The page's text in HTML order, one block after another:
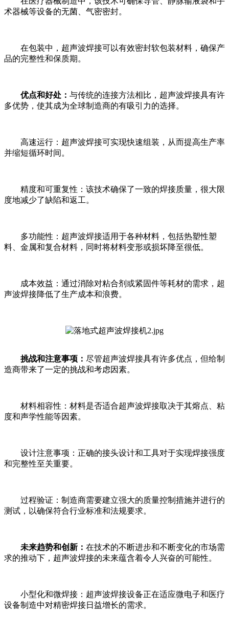
术器械等设备的无菌、气密密封。
在包装中，超声波焊接可以有效密封软包装材料，确保产
品的完整性和保质期。
优点和好处： 与传统的连接方法相比，超声波焊接具有许
多优势，使其成为全球制造商的有吸引力的选择。
高速运行：超声波焊接可实现快速组装，从而提高生产率
并缩短循环时间。
精度和可重复性：该技术确保了一致的焊接质量，很大限
度地减少了缺陷和返工。
多功能性：超声波焊接适用于各种材料，包括热塑性塑
料、金属和复合材料，同时将材料变形或损坏降至很低。
成本效益：通过消除对粘合剂或紧固件等耗材的需求，超
声波焊接降低了生产成本和浪费。
挑战和注意事项： 尽管超声波焊接具有许多优点，但给制
造商带来了一定的挑战和考虑因素。
材料相容性：材料是否适合超声波焊接取决于其熔点、粘
度和声学性能等因素。
设计注意事项：正确的接头设计和工具对于实现焊接强度
和完整性至关重要。
过程验证：制造商需要建立强大的质量控制措施并进行的
测试，以确保符合行业标准和法规要求。
未来趋势和创新： 在技术的不断进步和不断变化的市场需
求的推动下，超声波焊接的未来蕴含着令人兴奋的可能性。
小型化和微焊接：超声波焊接设备正在适应微电子和医疗
设备制造中对精密焊接日益增长的需求。